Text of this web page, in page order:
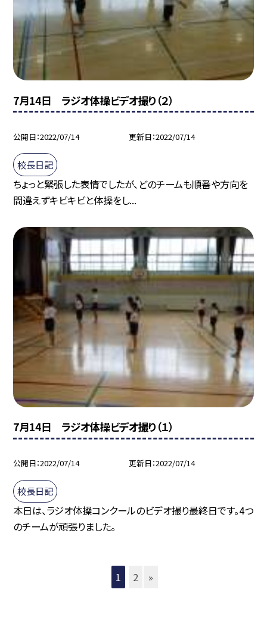
7月14日 ラジオ体操ビデオ撮り（２）
公開日 2022/07/14 更新日 2022/07/14
校長日記
ちょっと緊張した表情でしたが、どのチームも順番や方向を
間違えずキビキビと体操をし...
7月14日 ラジオ体操ビデオ撮り（１）
公開日 2022/07/14 更新日 2022/07/14
校長日記
本日は、ラジオ体操コンクールのビデオ撮り最終日です。4つ
のチームが頑張りました。
1 2 »